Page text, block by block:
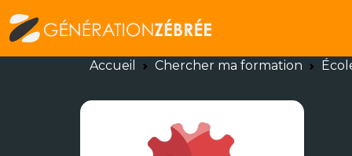
Accueil Chercher ma formation